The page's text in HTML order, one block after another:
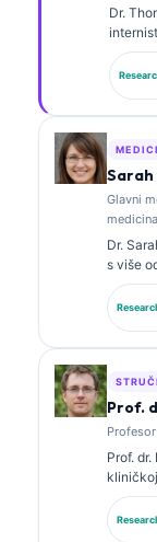
Dr.
analizi
Sarah
Glavni
medicina
Dr.
s više
i
iz
o
Prof.
Prof.
društva
analizu